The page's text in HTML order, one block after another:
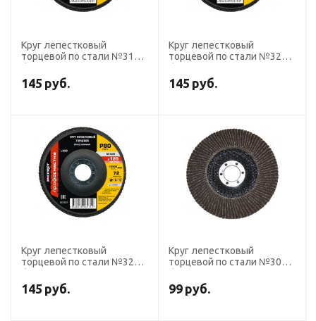
Круг лепестковый
торцевой по стали №318
Кальцинированный оксид
алюминия 72 сегмента,
145 руб.
Круг лепестковый
торцевой по стали №321
Кальцинированный оксид
алюминия 72 сегмента,
145 руб.
Круг лепестковый
торцевой по стали №322
Кальцинированный оксид
алюминия 72 сегмента,
145 руб.
Круг лепестковый
торцевой по стали №308
Профоснастка Эксперт
99 руб.